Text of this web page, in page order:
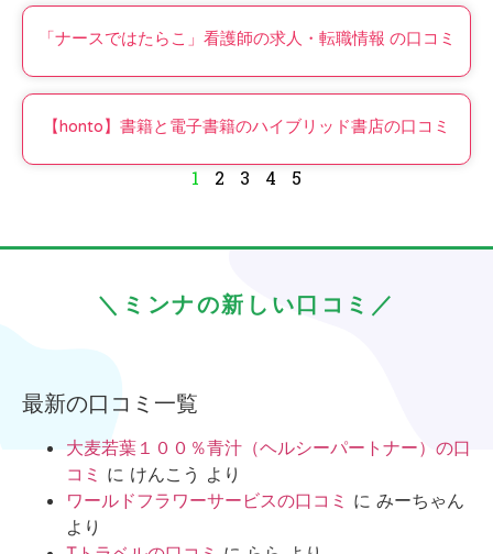
「ナースではたらこ」看護師の求人・転職情報 の口コミ
【honto】書籍と電子書籍のハイブリッド書店の口コミ
1 2 3 4 5
＼ミンナの新しい口コミ／
最新の口コミ一覧
大麦若葉１００％青汁（ヘルシーパートナー）の口
コミ に けんこう より
ワールドフラワーサービスの口コミ に みーちゃん
より